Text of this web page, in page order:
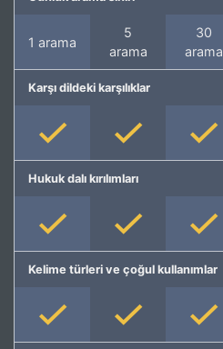
1 arama
5
arama
30
arama
Karşı dildeki karşılıklar
Hukuk dalı kırılımları
Kelime türleri ve çoğul kullanımlar